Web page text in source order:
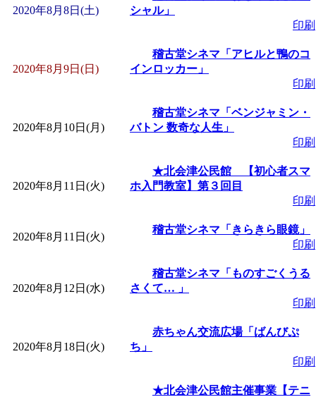
子育て交流広場「
間：2026/08/10～2026/
赤ちゃん交流広場
間：2026/08/10～
「みなづる号乗車体
de 健康づくり」」 受
堂島地区歴史ウオ
す 」 受付期間：～
「みなづる号乗車体
de 健康づくり」」 受
2020年8月8日(土)
シャル」
印刷
2020年8月9日(日)
稽古堂シネマ「アヒルと鴨のコ
インロッカー」
印刷
2020年8月10日(月)
稽古堂シネマ「ベンジャミン・
バトン 数奇な人生」
印刷
2020年8月11日(火)
★北会津公民館 【初心者スマ
ホ入門教室】第３回目
印刷
2020年8月11日(火)
稽古堂シネマ「きらきら眼鏡」
印刷
2020年8月12日(水)
稽古堂シネマ「ものすごくうる
さくて… 」
印刷
2020年8月18日(火)
赤ちゃん交流広場「ばんびぷ
ち」
印刷
★北会津公民館主催事業【テニ